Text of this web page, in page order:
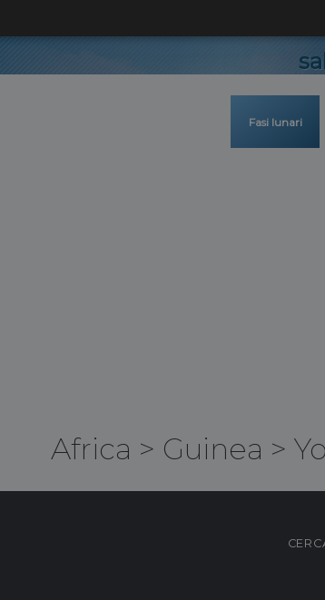
Fasi lunari
Africa > Guinea >